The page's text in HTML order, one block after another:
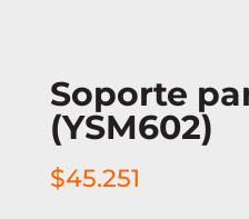
Soporte
(YSM602)
$45.251